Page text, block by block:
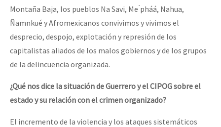
Montaña Baja, los pueblos Na Savi, Me ́pháá, Nahua,
Ñamnkué y Afromexicanos convivimos y vivimos el
desprecio, despojo, explotación y represión de los
capitalistas aliados de los malos gobiernos y de los grupos
de la delincuencia organizada.
¿Qué nos dice la situación de Guerrero y el CIPOG sobre el
estado y su relación con el crimen organizado?
El incremento de la violencia y los ataques sistemáticos